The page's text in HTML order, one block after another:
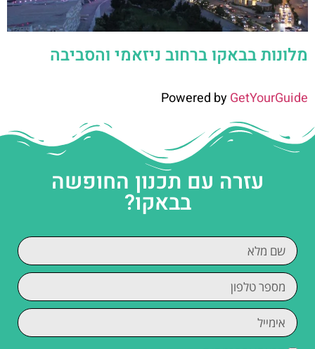
מלונות בבאקו ברחוב ניזאמי והסביבה
Powered byGetYourGuide
עזרה עם תכנון החופשה
בבאקו?